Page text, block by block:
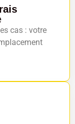
cas : votre